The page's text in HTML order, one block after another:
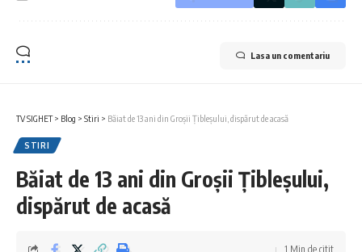
Lasa un comentariu
TV SIGHET> Blog > Stiri > Băiat de 13 ani din Groșii Țibleșului, dispărut de acasă
STIRI
Băiat de 13 ani din Groșii Țibleșului,
dispărut de acasă
1 Min de citit